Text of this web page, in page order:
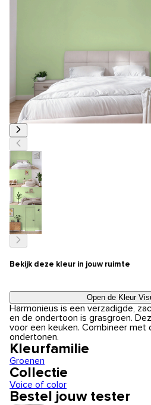
Bekijk deze kleur in jouw ruimte
Open de Kleur
Harmonieus is een verzadigde,
en de ondertoon is grasgroen.
voor een keuken. Combineer met
ondertonen.
Kleurfamilie
Groenen
Collectie
Voice of color
Bestel jouw tester